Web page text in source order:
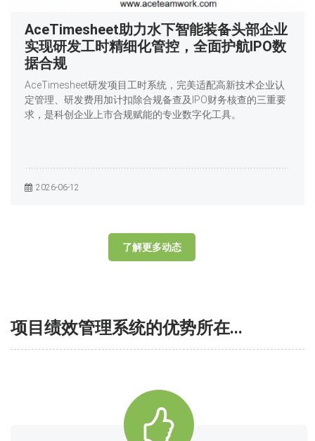
AceTimesheet助力水下智能装备头部企业
实现研发工时精细化管控，全面护航IPO数
据合规
AceTimesheet研发项目工时系统，完美适配高新技术企业认
定管理、研发费用加计扣除合规备查及IPO财务核查的三重要
求，是科创企业上市合规赋能的专业数字化工具。
2026-06-12
了解更多动态
项目绩效管理系统的优势所在...